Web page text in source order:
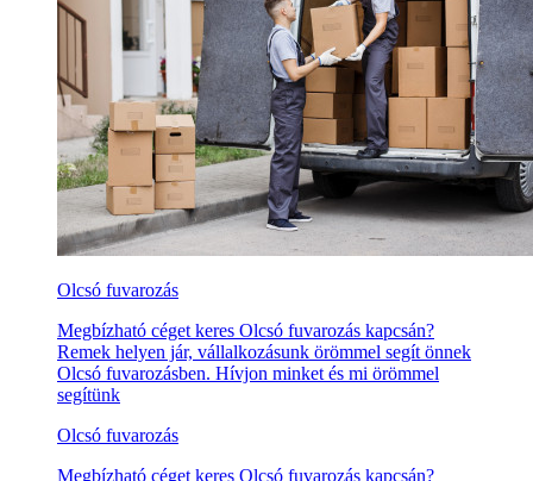
Olcsó fuvarozás
Megbízható céget keres Olcsó fuvarozás kapcsán?
Remek helyen jár, vállalkozásunk örömmel segít önnek
Olcsó fuvarozásben. Hívjon minket és mi örömmel
segítünk
Olcsó fuvarozás
Megbízható céget keres Olcsó fuvarozás kapcsán?